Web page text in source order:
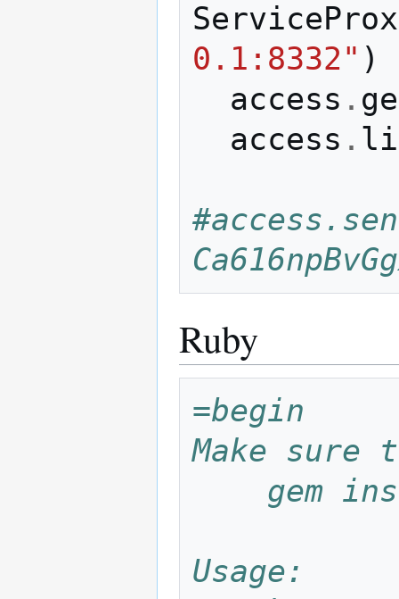
0.1:8332" )
access .
access .
Ruby
=begin
Make sure
gem
Usage: